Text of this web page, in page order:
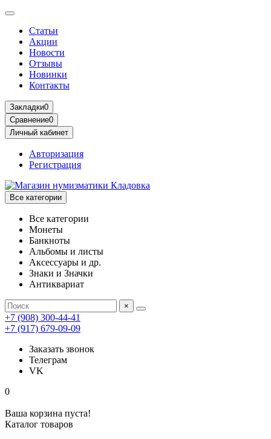
Статьи
Акции
Новости
Отзывы
Новинки
Контакты
Закладки0
Сравнение0
Личный кабинет
Авторизация
Регистрация
Все категории
Все категории
Монеты
Банкноты
Альбомы и листы
Аксессуары и др.
Знаки и Значки
Антиквариат
×
+7 (908) 300-44-41
+7 (917) 679-09-09
Заказать звонок
Телеграм
VK
0
Ваша корзина пуста!
Каталог товаров